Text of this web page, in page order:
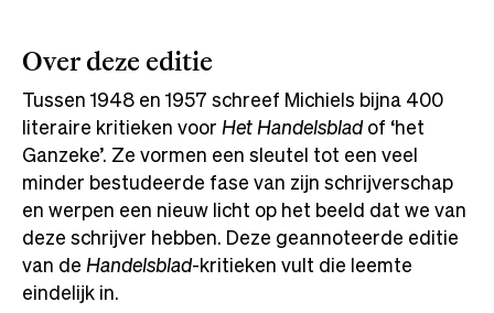
Over deze editie
Tussen 1948 en 1957 schreef Michiels bijna 400
literaire kritieken voorHet Handelsbladof ‘het
Ganzeke’. Ze vormen een sleutel tot een veel
minder bestudeerde fase van zijn schrijverschap
en werpen een nieuw licht op het beeld dat we van
deze schrijver hebben. Deze geannoteerde editie
van deHandelsblad-kritieken vult die leemte
eindelijk in.